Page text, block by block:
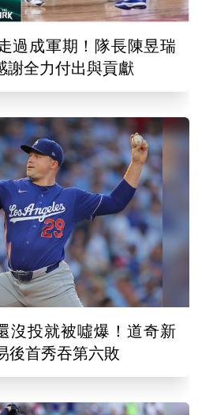
過成軍期！隊長陳昱瑞
全力付出與貢獻
沒投就被噓爆！道奇新
首秀吞第六敗